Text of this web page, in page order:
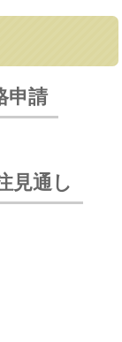
申請
見通し